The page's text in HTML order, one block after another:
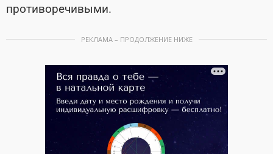
противоречивыми.
РЕКЛАМА – ПРОДОЛЖЕНИЕ НИЖЕ